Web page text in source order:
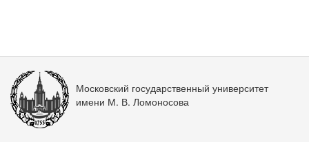
Московский государственный университет
имени М. В. Ломоносова